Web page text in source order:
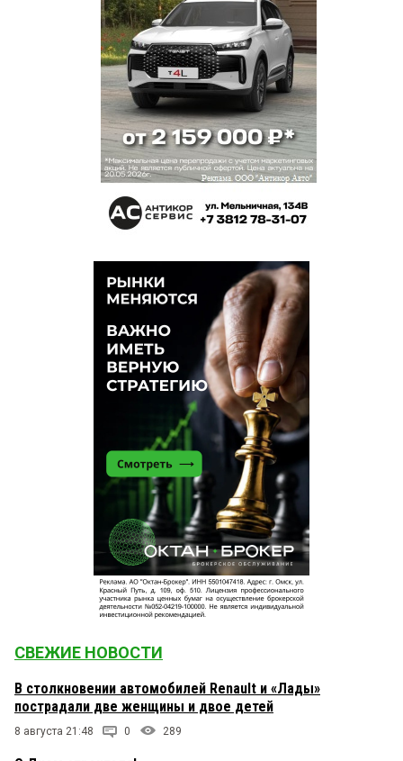
СВЕЖИЕ НОВОСТИ
В столкновении автомобилей Renault и «Лады»
пострадали две женщины и двое детей
8 августа 21:48 0 289